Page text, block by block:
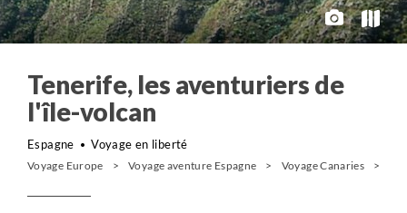
Tenerife, les aventuriers de
l'île-volcan
Espagne Voyage en liberté
Voyage Europe Voyage aventure Espagne Voyage Canaries